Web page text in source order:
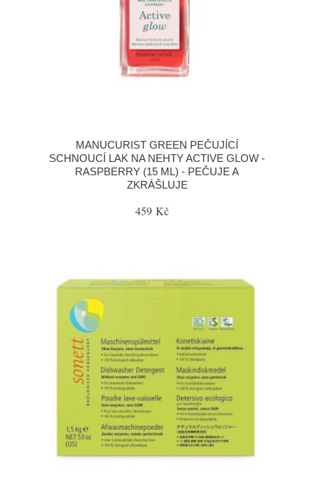
MANUCURIST GREEN PEČUJÍCÍ
SCHNOUCÍ LAK NA NEHTY ACTIVE GLOW -
RASPBERRY (15 ML) - PEČUJE A
ZKRÁŠLUJE
459 Kč